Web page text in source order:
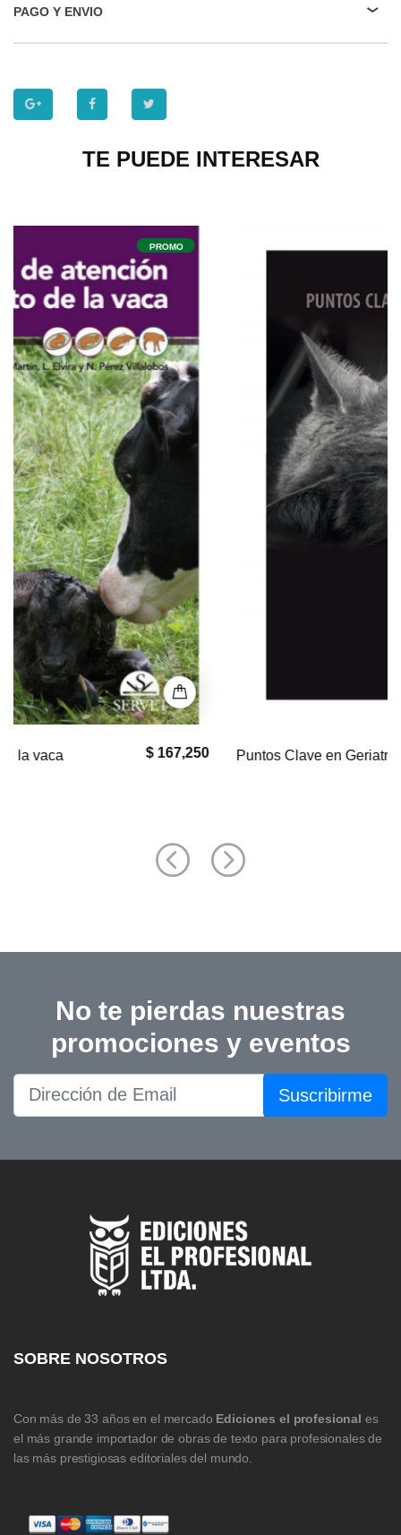
PAGO Y ENVIO
TE PUEDE INTERESAR
$ 0
Puntos Clave en Geriatría Felina
No te pierdas nuestras
promociones y eventos
Suscribirme
SOBRE NOSOTROS
Con más de 33 años en el mercado Ediciones el profesional es
el más grande importador de obras de texto para profesionales de
las más prestigiosas editoriales del mundo.